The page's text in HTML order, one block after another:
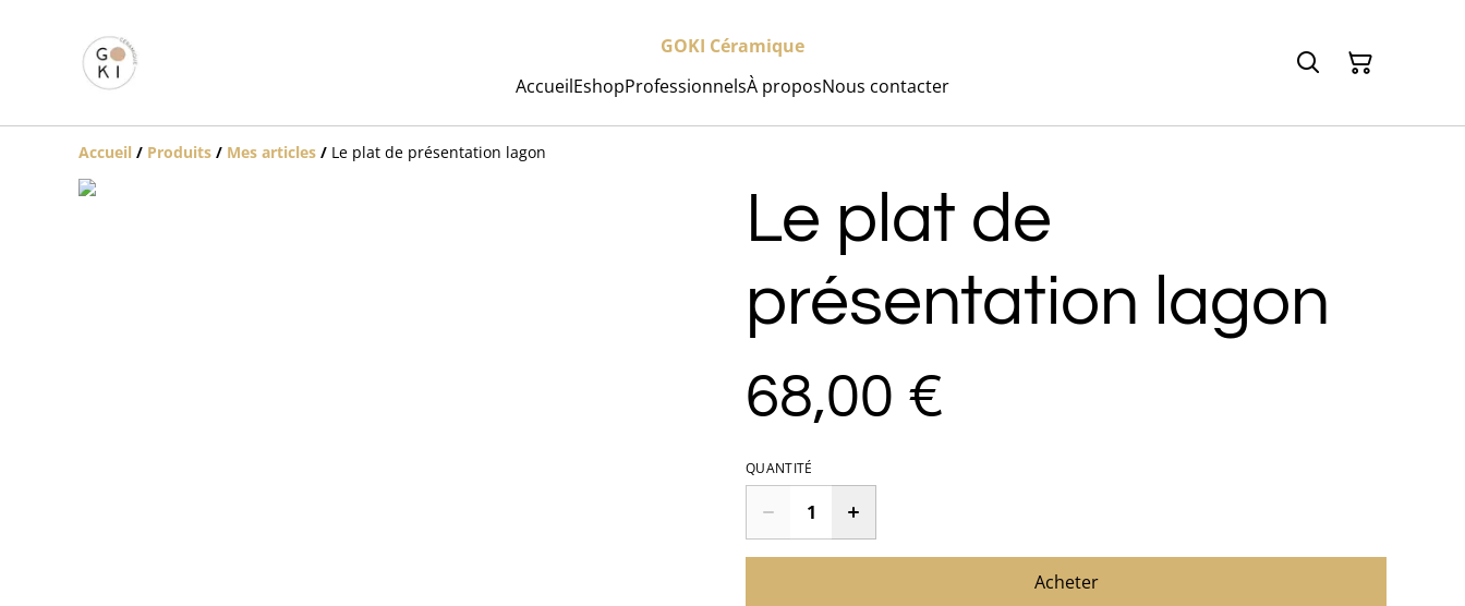
GOKI Céramique
AccueilEshopProfessionnelsÀ proposNous contacter
Accueil / Produits / Mes articles / Le plat de présentation lagon
Le plat de
présentation lagon
68,00 €
QUANTITÉ
Acheter